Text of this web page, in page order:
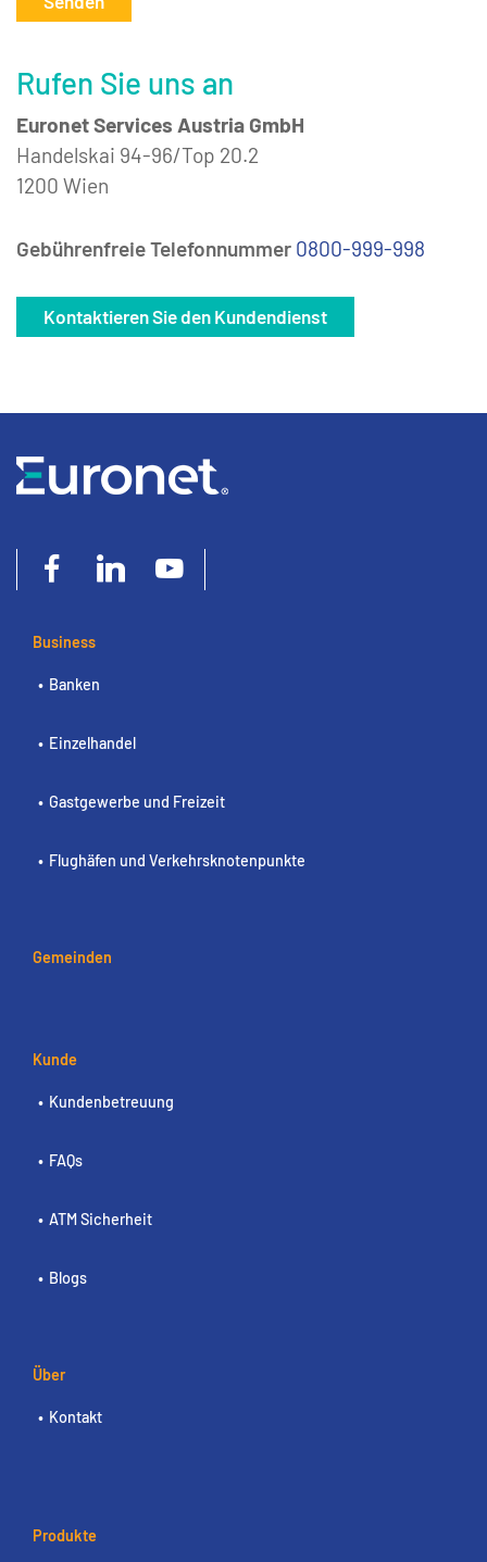
Rufen Sie uns an
Euronet Services Austria GmbH
Handelskai 94-96/Top 20.2
1200 Wien
Gebührenfreie Telefonnummer 0800-999-998
Kontaktieren Sie den Kundendienst
Business
Banken
Einzelhandel
Gastgewerbe und Freizeit
Flughäfen und Verkehrsknotenpunkte
Gemeinden
Kunde
Kundenbetreuung
FAQs
ATM Sicherheit
Blogs
Über
Kontakt
Produkte